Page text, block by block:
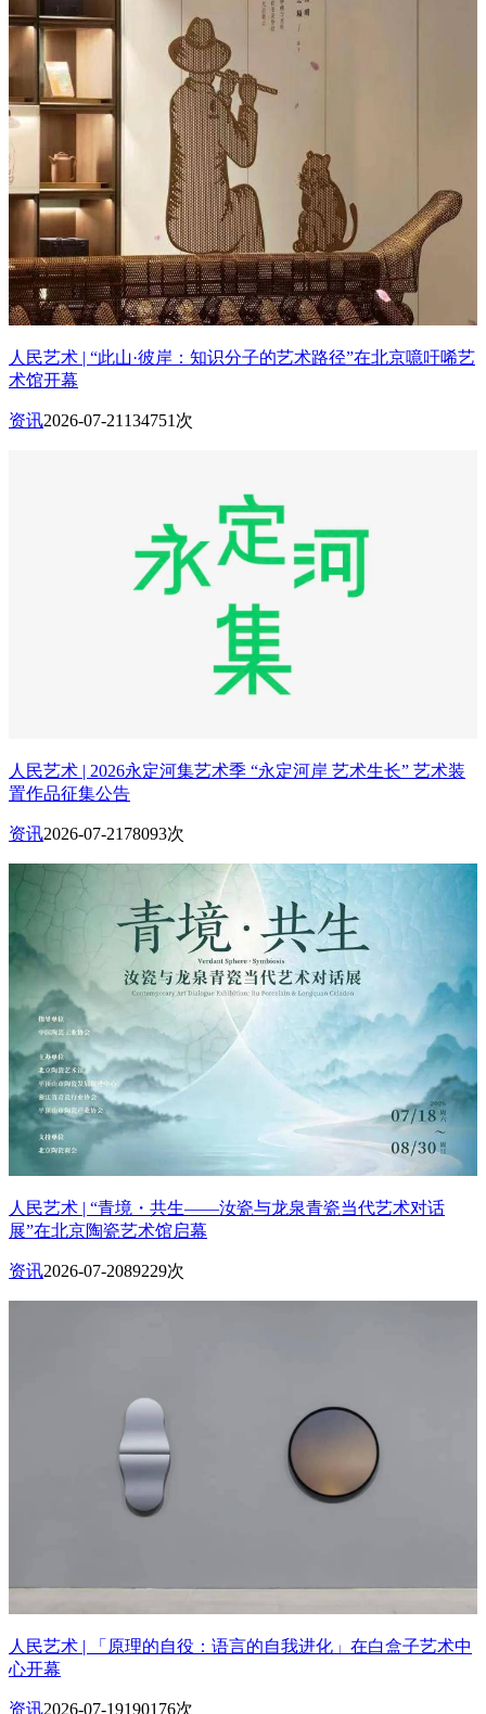
人民艺术 | “此山·彼岸：知识分子的艺术路径”在北京噫吁唏艺
术馆开幕
资讯2026-07-21 134751次
人民艺术 | 2026永定河集艺术季 “永定河岸 艺术生长” 艺术装
置作品征集公告
资讯2026-07-21 78093次
人民艺术 | “青境・共生——汝瓷与龙泉青瓷当代艺术对话
展”在北京陶瓷艺术馆启幕
资讯2026-07-2089229次
人民艺术 | 「原理的自役：语言的自我进化」在白盒子艺术中
心开幕
资讯2026-07-19190176次